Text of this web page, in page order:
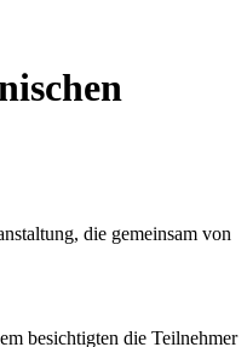
die gemeinsam von
besichtigten die Teilnehmer